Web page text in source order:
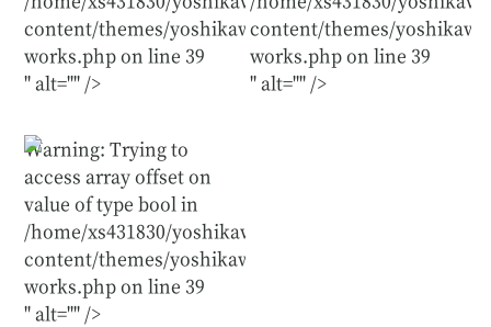
content/themes/yoshikawakougyou/single-
works.phpon line 39
" alt="" />
content/themes/
works.phpon line 39
" alt="" />
Warning: Trying to
access array offset on
value of type bool in
/home/xs431830/yoshikawakougyou.com/
content/themes/yoshikawakougyou/single-
works.phpon line 39
" alt="" />